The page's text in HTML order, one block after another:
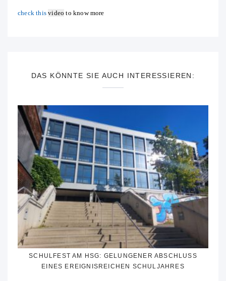
check thisvideo to know more
DAS KÖNNTE SIE AUCH INTERESSIEREN:
SCHULFEST AM HSG: GELUNGENER ABSCHLUSS
EINES EREIGNISREICHEN SCHULJAHRES